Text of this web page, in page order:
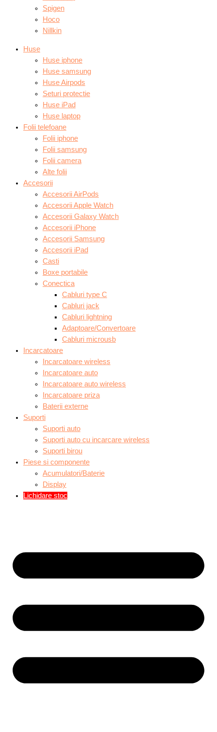
Spigen
Hoco
Nillkin
Huse
Huse iphone
Huse samsung
Huse Airpods
Seturi protectie
Huse iPad
Huse laptop
Folii telefoane
Folii iphone
Folii samsung
Folii camera
Alte folii
Accesorii
Accesorii AirPods
Accesorii Apple Watch
Accesorii Galaxy Watch
Accesorii iPhone
Accesorii Samsung
Accesorii iPad
Casti
Boxe portabile
Conectica
Cabluri type C
Cabluri jack
Cabluri lightning
Adaptoare/Convertoare
Cabluri microusb
Incarcatoare
Incarcatoare wireless
Incarcatoare auto
Incarcatoare auto wireless
Incarcatoare priza
Baterii externe
Suporti
Suporti auto
Suporti auto cu incarcare wireless
Suporti birou
Piese si componente
Acumulatori/Baterie
Display
Lichidare stoc